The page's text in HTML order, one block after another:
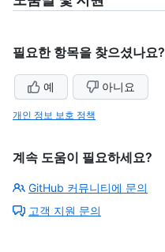
필요한 항목을 찾으셨나요?
예 아니요
개인 정보 보호 정책
계속 도움이 필요하세요?
GitHub 커뮤니티에 문의
고객 지원 문의